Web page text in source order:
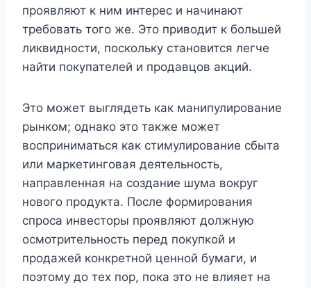
проявляют к ним интерес и начинают
требовать того же. Это приводит к большей
ликвидности, поскольку становится легче
найти покупателей и продавцов акций.
Это может выглядеть как манипулирование
рынком; однако это также может
восприниматься как стимулирование сбыта
или маркетинговая деятельность,
направленная на создание шума вокруг
нового продукта. После формирования
спроса инвесторы проявляют должную
осмотрительность перед покупкой и
продажей конкретной ценной бумаги, и
поэтому до тех пор, пока это не влияет на